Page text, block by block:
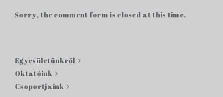
Sorry, the comment form is closed at this time.
Egyesületünkről
Oktatóink
Csoportjaink